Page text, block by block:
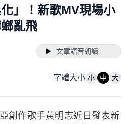
」！新歌MV現場小
亂飛
文章語音朗讀
字體大小 小 中 大
創作歌手黃明志近日發表新